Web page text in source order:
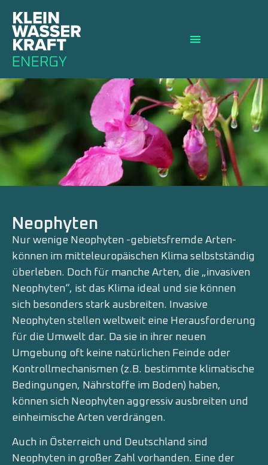
Neophyten
Nur wenige Neophyten -gebietsfremde Arten-
können im mitteleuropäischen Klima selbstständig
überleben. Doch für manche Arten, die „invasiven
Neophyten“, ist das Klima ideal und sie können
sich besonders stark ausbreiten. Invasive
Neophyten stellen weltweit eine Herausforderung
für die Umwelt dar. Da sie in ihrer neuen
Umgebung oft keine natürlichen Feinde oder
Kontrollmechanismen (z.B. bestimmte klimatische
Bedingungen, Nährstoffe im Boden) haben,
können sich Neophyten aggressiv ausbreiten und
einheimische Arten verdrängen.
Auch in Österreich und Deutschland sind
Neophyten in großer Zahl vorhanden. Eine der